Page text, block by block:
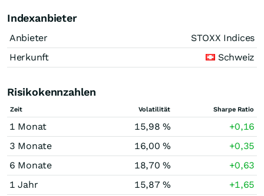
Indexanbieter
Anbieter
STOXX Indices
Herkunft
Schweiz
Risikokennzahlen
Zeit Volatilität Sharpe Ratio
1 Monat 15,98 %
+0,16
3 Monate
16,00 %
+0,35
6 Monate
18,70 %
+0,63
1 Jahr
15,87 %
+1,65